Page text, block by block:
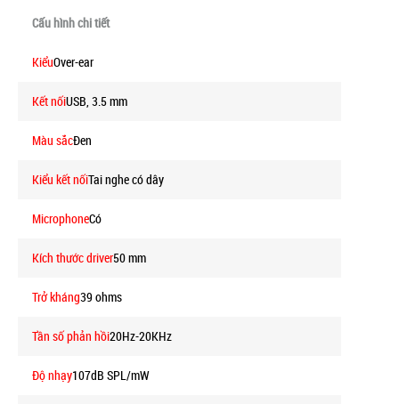
Cấu hình chi tiết
KiểuOver-ear
Kết nốiUSB, 3.5 mm
Màu sắcĐen
Kiểu kết nốiTai nghe có dây
MicrophoneCó
Kích thước driver50 mm
Trở kháng39 ohms
Tần số phản hồi20Hz-20KHz
Độ nhạy107dB SPL/mW